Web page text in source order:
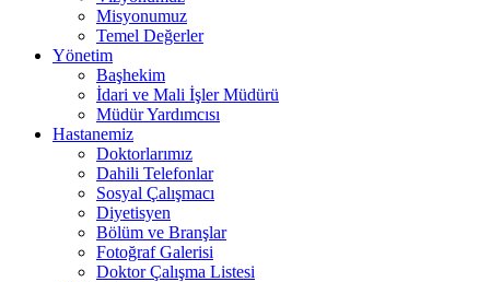
Misyonumuz
Temel Değerler
Yönetim
Başhekim
İdari ve Mali İşler Müdürü
Müdür Yardımcısı
Hastanemiz
Doktorlarımız
Dahili Telefonlar
Sosyal Çalışmacı
Diyetisyen
Bölüm ve Branşlar
Fotoğraf Galerisi
Doktor Çalışma Listesi